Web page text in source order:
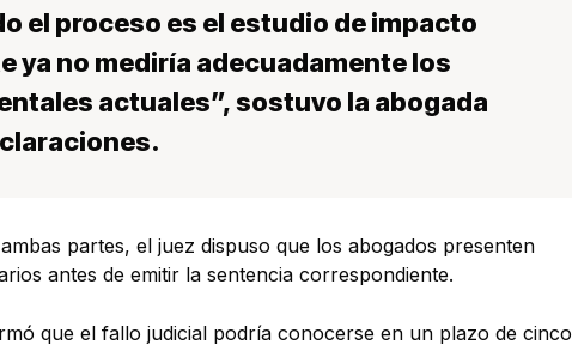
el proceso es el estudio de impacto
ya no mediría adecuadamente los
actuales”, sostuvo la abogada
partes, el juez dispuso que los abogados presenten
antes de emitir la sentencia correspondiente.
que el fallo judicial podría conocerse en un plazo de cinco